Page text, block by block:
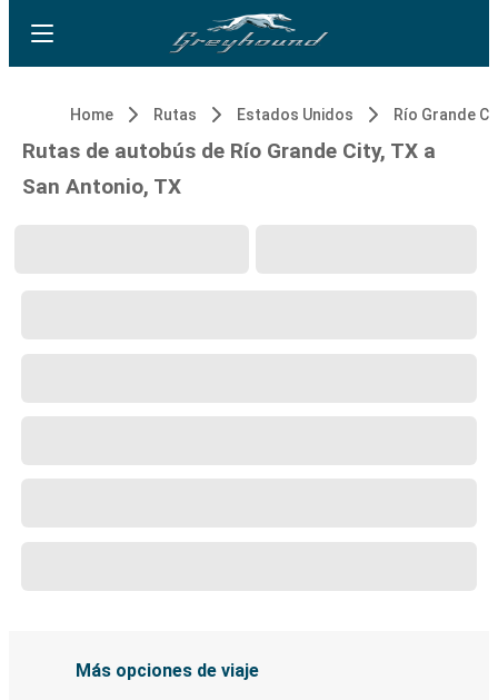
Home Rutas Estados Unidos Río Grande
Rutas de autobús de Río Grande City, TX a
San Antonio, TX
Más opciones de viaje